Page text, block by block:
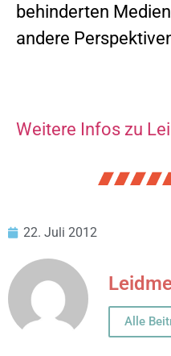
behinderten
andere
Weitere Infos zu
22. Juli 2012
Alle